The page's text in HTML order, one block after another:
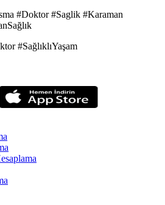
#Doktor #Saglik #Karaman
#SağlıklıYaşam